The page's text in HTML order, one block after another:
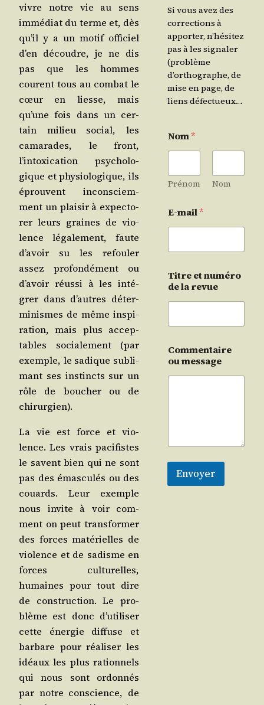
vivre notre vie au sens
immé­diat du terme et, dès
qu’il y a un motif offi­ciel
d’en découdre, je ne dis
pas que les hommes
courent tous au com­bat le
cœur en liesse, mais
qu’une fois dans un cer­
tain milieu social, les
cama­rades, le front,
l’intoxication psy­cho­lo­
gique et phy­sio­lo­gique, ils
éprouvent incons­ciem­
ment un plai­sir à expec­to­
rer leurs graines de vio­
lence léga­le­ment, faute
d’avoir su les refou­ler
assez pro­fon­dé­ment ou
d’avoir réus­si à les inté­
grer dans d’autres déter­
mi­nismes de même ins­pi­
ra­tion, mais plus accep­
tables socia­le­ment (par
exemple, le sadique subli­
mant ses ins­tincts sur un
rôle de bou­cher ou de
chirurgien).
La vie est force et vio­
lence. Les vrais paci­fistes
le savent bien qui ne sont
pas des émas­cu­lés ou des
couards. Leur exemple
nous invite à voir com­
ment on peut trans­for­mer
des forces maté­rielles de
vio­lence et de sadisme en
forces cultu­relles,
humaines pour tout dire
de construc­tion. Le pro­
blème est donc d’utiliser
cette éner­gie dif­fuse et
bar­bare pour réa­li­ser les
idéaux les plus ration­nels
qui nous sont ordon­nés
par notre conscience, de
Si vous avez des
corrections à
apporter, n’hésitez
pas à les signaler
(problème
d’orthographe, de
mise en page, de
liens défectueux…
Nom*
Prénom Nom
E-mail*
Titre et numéro
de la revue
Commentaire
ou message
Envoyer